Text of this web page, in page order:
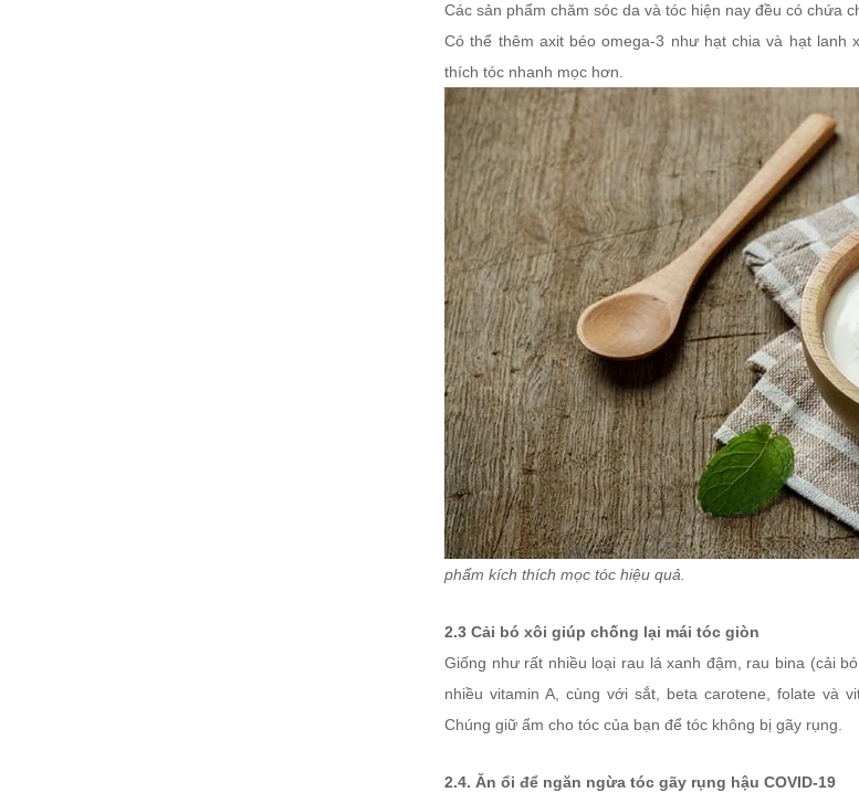
Các sản phẩm chăm sóc da và tóc hiện nay đều có chứa
Có thể thêm axit béo omega-3 như hạt chia và hạt
thích tóc nhanh mọc hơn.
phẩm kích thích mọc tóc hiệu quả.
2.3 Cải bó xôi giúp chống lại mái tóc giòn
Giống như rất nhiều loại rau lá xanh đậm, rau bina (cải
nhiều vitamin A, cùng với sắt, beta carotene, folate và
Chúng giữ ẩm cho tóc của bạn để tóc không bị gãy rụng.
2.4. Ăn ổi để ngăn ngừa tóc gãy rụng hậu COVID-19